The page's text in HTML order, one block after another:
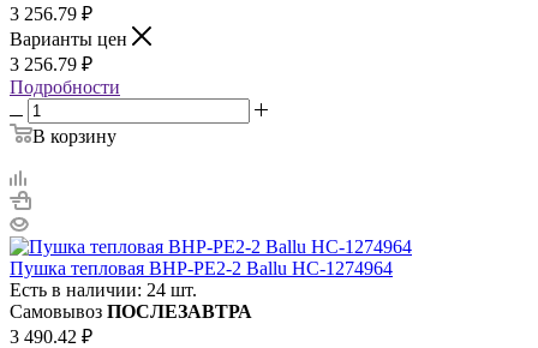
3 256.79 ₽
Варианты цен
3 256.79 ₽
Подробности
В корзину
Пушка тепловая BHP-PE2-2 Ballu НС-1274964
Есть в наличии: 24 шт.
Самовывоз ПОСЛЕЗАВТРА
3 490.42 ₽